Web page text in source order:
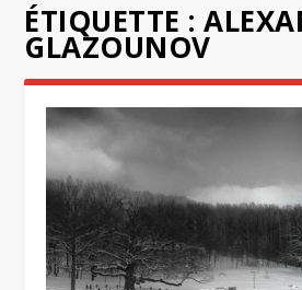
ÉTIQUETTE :
GLAZOUNOV